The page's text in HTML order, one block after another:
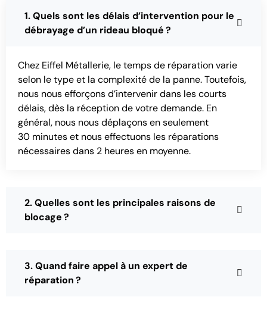
1. Quels sont les délais d’intervention pour le
débrayage d’un rideau bloqué ?
Chez Eiffel Métallerie, le temps de réparation varie
selon le type et la complexité de la panne. Toutefois,
nous nous efforçons d’intervenir dans les courts
délais, dès la réception de votre demande. En
général, nous nous déplaçons en seulement
30 minutes et nous effectuons les réparations
nécessaires dans 2 heures en moyenne.
2. Quelles sont les principales raisons de
blocage ?
3. Quand faire appel à un expert de
réparation ?